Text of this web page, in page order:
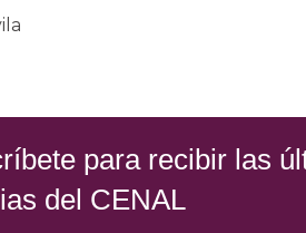
para recibir las
del CENAL